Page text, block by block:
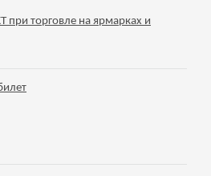
при торговле на ярмарках и